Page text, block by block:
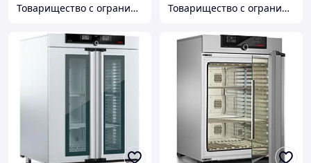
Товарищество с ограниченной ответственностью "Alpha Plus" Товарищество с ограниченной ответственностью "Alpha Plus"